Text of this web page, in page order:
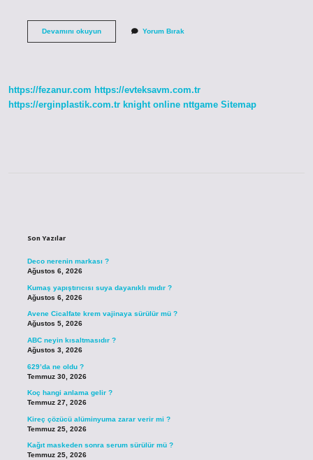
Devamını okuyunArgoda
Yorum Bırak
https://fezanur.com https://evteksavm.com.tr
https://erginplastik.com.tr knight online nttgame Sitemap
Son Yazılar
Deco nerenin markası ?
Ağustos 6, 2026
Kumaş yapıştırıcısı suya dayanıklı mıdır ?
Ağustos 6, 2026
Avene Cicalfate krem vajinaya sürülür mü ?
Ağustos 5, 2026
ABC neyin kısaltmasıdır ?
Ağustos 3, 2026
629’da ne oldu ?
Temmuz 30, 2026
Koç hangi anlama gelir ?
Temmuz 27, 2026
Kireç çözücü alüminyuma zarar verir mi ?
Temmuz 25, 2026
Kağıt maskeden sonra serum sürülür mü ?
Temmuz 25, 2026